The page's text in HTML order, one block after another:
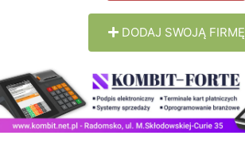
DODAJ SWOJĄ FIRMĘ